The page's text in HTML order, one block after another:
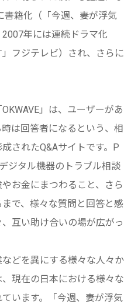
書籍化（「今週、妻が浮気
年には連続ドラマ化
」フジテレビ）され、さらに
」は、ユーザーがあ
は回答者になるという、相
されたQ&Aサイトです。P
ジタル機器のトラブル相談
お金にまつわること、さら
で、様々な質問と回答と感
互い助け合いの場が広がっ
どを異にする様々な人々か
現在の日本における様々な
います。「今週、妻が浮気